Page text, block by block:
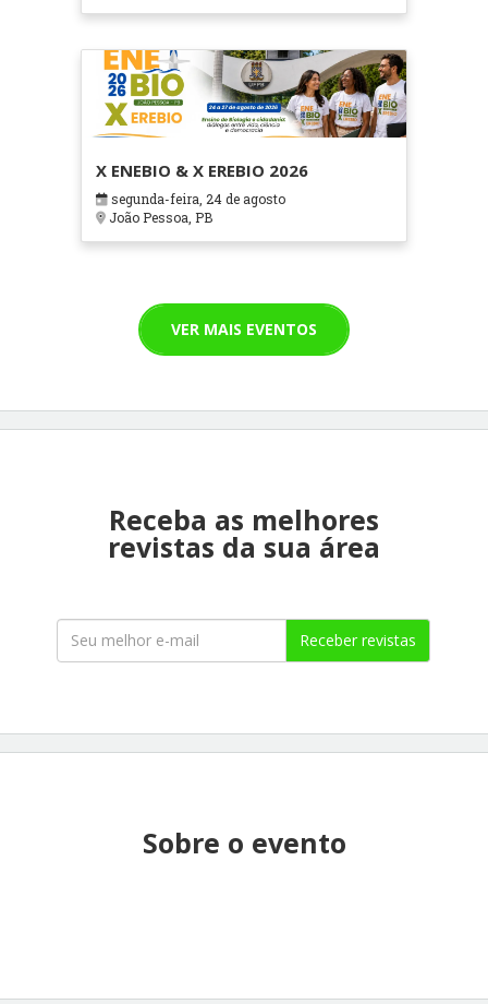
X ENEBIO & X EREBIO 2026
segunda-feira, 24 de agosto
João Pessoa, PB
VER MAIS EVENTOS
Receba as melhores
revistas da sua área
Receber revistas
Sobre o evento